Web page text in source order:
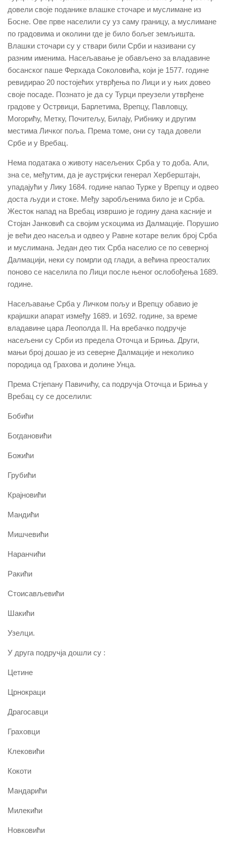
довели своје поданике влашке сточаре и муслимане из
Босне. Ове прве населили су уз саму границу, а муслимане
по градовима и околини где је било бољег земљишта.
Влашки сточари су у ствари били Срби и називани су
разним именима. Насељавање је обављено за владавине
босанског паше Ферхада Соколовића, који је 1577. године
ревидирао 20 постојећих утврђења по Лици и у њих довео
своје посаде. Познато је да су Турци преузели утврђене
градове у Острвици, Барлетима, Врепцу, Павловцу,
Могорићу, Метку, Почитељу, Билају, Рибнику и другим
местима Личког поља. Према томе, они су тада довели
Србе и у Вребац.
Нема података о животу насељених Срба у то доба. Али,
зна се, међутим, да је аустријски генерал Херберштајн,
упадајући у Лику 1684. године напао Турке у Врепцу и одвео
доста људи и стоке. Међу заробљенима било је и Срба.
Жесток напад на Вребац извршио је годину дана касније и
Стојан Јанковић са својим ускоцима из Далмације. Порушио
је већи део насеља и одвео у Равне котаре велик број Срба
и муслимана. Један део тих Срба населио се по северној
Далмацији, неки су помрли од глади, а већина преосталих
поново се населила по Лици после њеног ослобођења 1689.
године.
Насељавање Срба у Личком пољу и Врепцу обавио је
крајишки апарат између 1689. и 1692. године, за време
владавине цара Леополда II. На вребачко подручје
насељени су Срби из предела Оточца и Бриња. Други,
мањи број дошао је из северне Далмације и неколико
породица од Грахова и долине Унца.
Према Стјепану Павичићу, са подручја Оточца и Бриња у
Вребац су се доселили:
Бобићи
Богдановићи
Божићи
Грубићи
Крајновићи
Мандићи
Мишчевићи
Наранчићи
Ракићи
Стоисављевићи
Шакићи
Узелци.
У друга подручја дошли су :
Цетине
Црнокраци
Драгосавци
Граховци
Клековићи
Кокоти
Мандарићи
Милекићи
Новковићи